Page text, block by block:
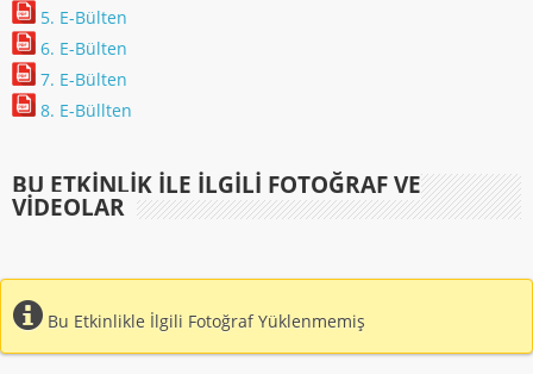
5. E-Bülten
6. E-Bülten
7. E-Bülten
8. E-Büllten
BU ETKINLIK ILE İLGILI FOTOĞRAF VE
VIDEOLAR
Bu Etkinlikle İlgili Fotoğraf Yüklenmemiş